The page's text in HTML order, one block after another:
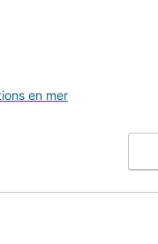
en mer